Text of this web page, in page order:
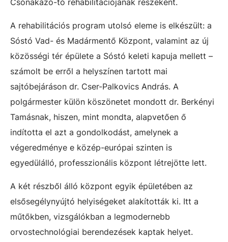
A rehabilitációs program utolsó eleme is elkészült: a
Sóstó Vad- és Madármentő Központ, valamint az új
közösségi tér épülete a Sóstó keleti kapuja mellett –
számolt be erről a helyszínen tartott mai
sajtóbejáráson dr. Cser-Palkovics András. A
polgármester külön köszönetet mondott dr. Berkényi
Tamásnak, hiszen, mint mondta, alapvetően ő
indította el azt a gondolkodást, amelynek a
végeredménye e közép-európai szinten is
egyedülálló, professzionális központ létrejötte lett.
A két részből álló központ egyik épületében az
elsősegélynyújtó helyiségeket alakították ki. Itt a
műtőkben, vizsgálókban a legmodernebb
orvostechnológiai berendezések kaptak helyet.